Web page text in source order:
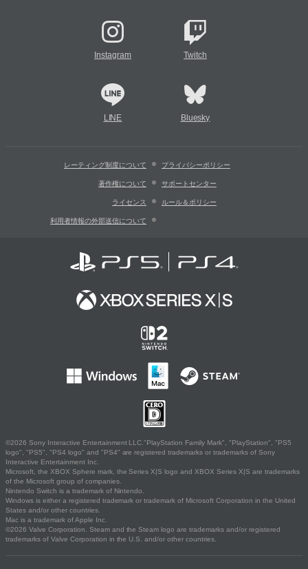
Instagram Twitch
LINE Bluesky
レーティング制度について プライバシーポリシー
著作権について サポートセンター
ライセンス ルール＆ポリシー
利用者情報の外部送信について
©2026 Sony Interactive Entertainment LLC."PlayStation Family Mark", "PlayStation", "PS5
logo", "PS5", "PS4 logo" and "PS4" are registered trademarks or trademarks of Sony
Interactive Entertainment Inc.
Microsoft, the XBOX Sphere mark, the Series X|S logo and XBOX Series X|S are trademarks
of the Microsoft group of companies.
Nintendo Switch is a trademark of Nintendo.
Windows is either a registered trademark or trademark of Microsoft Corporation in the United
States and/or other countries.
Mac is a trademark of Apple Inc.
©2026 Valve Corporation. Steam and the Steam logo are trademarks and/or registered
trademarks of Valve Corporation in the U.S. and/or other countries.